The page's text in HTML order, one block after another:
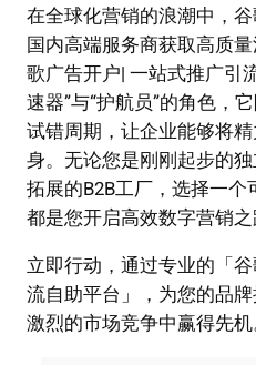
在全球化营销的浪潮中，
国内高端服务商获取高质
歌广告开户| 一站式推广引
速器”与“护航员”的角色，
试错周期，让企业能够将
身。无论您是刚刚起步的
拓展的B2B工厂，选择一个
都是您开启高效数字营销之
立即行动，通过专业的「
流自助平台」，为您的品
激烈的市场竞争中赢得先机